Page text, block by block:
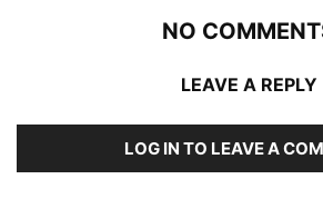
NO
LEAVE A REPLY
LOG IN TO LEAVE A